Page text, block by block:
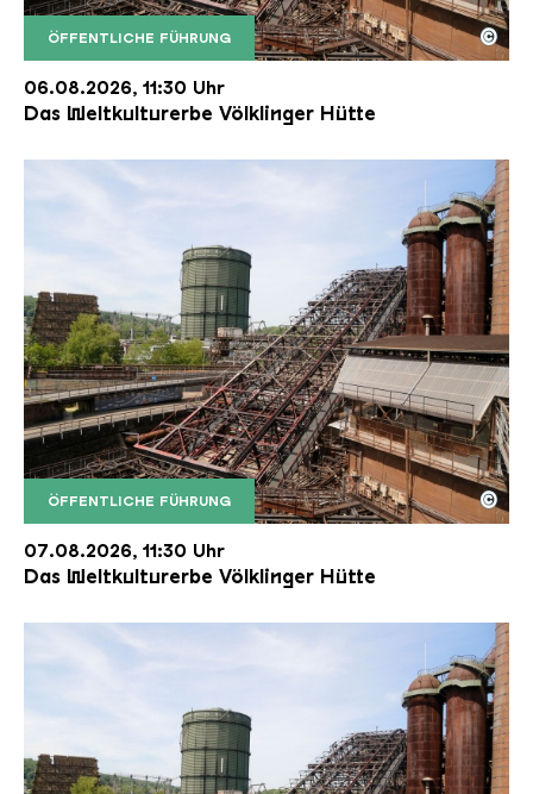
ÖFFENTLICHE FÜHRUNG
Der Erzschrägaufzug der Völklinger Hütte mit
Copyright: Weltkulturerbe Völklinger Hütte | Karl
©
06.08.2026, 11:30 Uhr
Das Weltkulturerbe Völklinger Hütte
ÖFFENTLICHE FÜHRUNG
Der Erzschrägaufzug der Völklinger Hütte mit
Copyright: Weltkulturerbe Völklinger Hütte | Karl
©
07.08.2026, 11:30 Uhr
Das Weltkulturerbe Völklinger Hütte